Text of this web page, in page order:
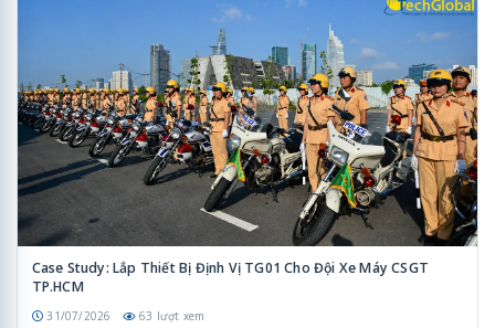
Case Study: Lắp Thiết Bị Định Vị TG01 Cho Đội Xe Máy CSGT
TP.HCM
31/07/2026 63 lượt xem